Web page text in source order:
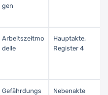
gen
Arbeitszeitmo
delle
Hauptakte,
Register 4
Gefährdungs
Nebenakte